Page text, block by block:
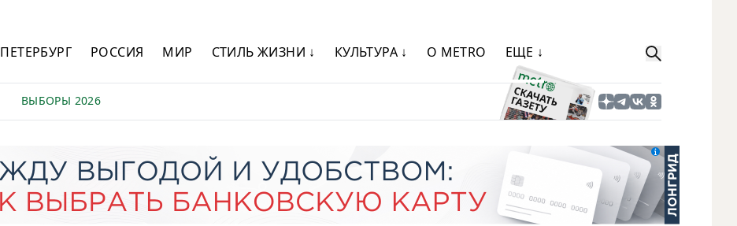
ПЕТЕРБУРГ РОССИЯ МИР СТИЛЬ ЖИЗНИ ↓ КУЛЬТУРА ↓ О METRO ЕЩЕ ↓
ВЫБОРЫ 2026